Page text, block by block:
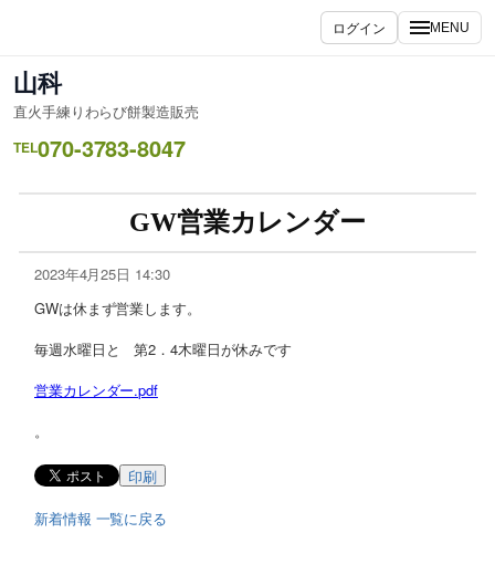
ログイン MENU
山科
直火手練りわらび餅製造販売
TEL070-3783-8047
GW営業カレンダー
2023年4月25日 14:30
GWは休まず営業します。
毎週水曜日と 第2．4木曜日が休みです
営業カレンダー.pdf
。
印刷
新着情報 一覧に戻る